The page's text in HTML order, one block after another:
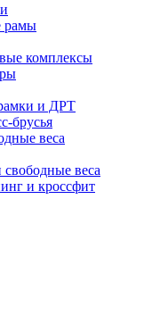
рамы
комплексы
и ДРТ
брусья
веса
веса
и кроссфит